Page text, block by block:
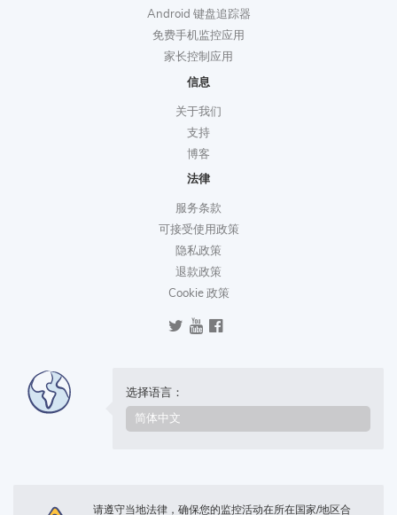
Android 键盘追踪器
免费手机监控应用
家长控制应用
信息
关于我们
支持
博客
法律
服务条款
可接受使用政策
隐私政策
退款政策
Cookie 政策
选择语言：
请遵守当地法律，确保您的监控活动在所在国家/地区合